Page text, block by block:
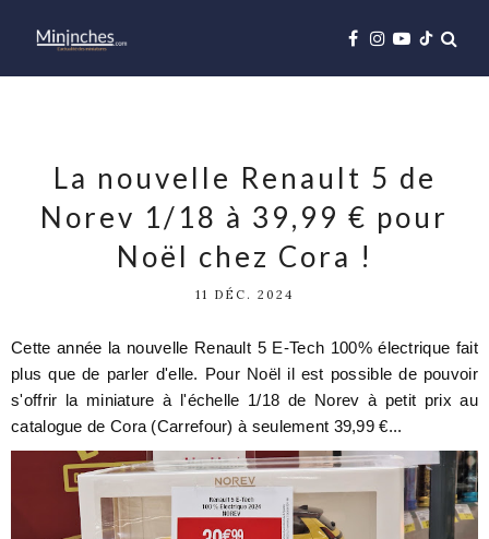
La nouvelle Renault 5 de
Norev 1/18 à 39,99 € pour
Noël chez Cora !
11 DÉC. 2024
Cette année la nouvelle Renault 5 E-Tech 100% électrique fait
plus que de parler d'elle. Pour Noël il est possible de pouvoir
s'offrir la miniature à l'échelle 1/18 de Norev à petit prix au
catalogue de Cora (Carrefour) à seulement 39,99 €...